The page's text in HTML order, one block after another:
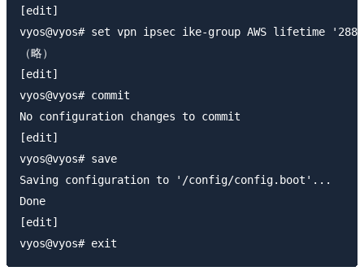
[edit]
vyos@vyos# set vpn ipsec ike-group AWS lifetime
（略）
[edit]
vyos@vyos# commit
No configuration changes to commit
[edit]
vyos@vyos# save
Saving configuration to '/config/config.boot'...
Done
[edit]